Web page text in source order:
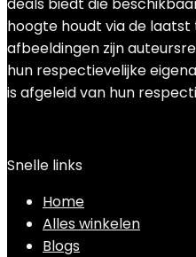
hoogte houdt via de
afbeeldingen zijn
hun respectievelijke
is afgeleid van hun
Snelle links
Home
Alles winkelen
Blogs